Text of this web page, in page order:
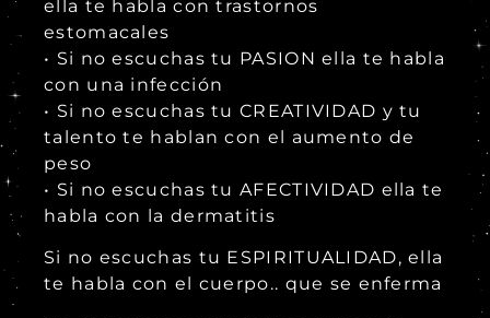
ella te habla con trastornos
estomacales
• Si no escuchas tu PASION ella te habla
con una infección
• Si no escuchas tu CREATIVIDAD y tu
talento te hablan con el aumento de
peso
• Si no escuchas tu AFECTIVIDAD ella te
habla con la dermatitis
Si no escuchas tu ESPIRITUALIDAD, ella
te habla con el cuerpo.. que se enferma